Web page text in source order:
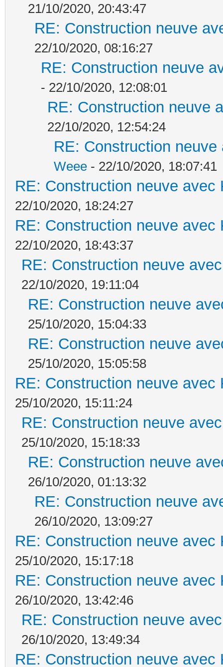
21/10/2020, 20:43:47
RE: Construction neuve
22/10/2020, 08:16:27
RE: Construction neuve
- 22/10/2020, 12:08:01
RE: Construction neuve
22/10/2020, 12:54:24
RE: Construction
Weee - 22/10/2020, 18:07:41
RE: Construction neuve avec
22/10/2020, 18:24:27
RE: Construction neuve avec
22/10/2020, 18:43:37
RE: Construction neuve
22/10/2020, 19:11:04
RE: Construction neuve
25/10/2020, 15:04:33
RE: Construction neuve
25/10/2020, 15:05:58
RE: Construction neuve avec
25/10/2020, 15:11:24
RE: Construction neuve
25/10/2020, 15:18:33
RE: Construction neuve
26/10/2020, 01:13:32
RE: Construction neuve
26/10/2020, 13:09:27
RE: Construction neuve avec
25/10/2020, 15:17:18
RE: Construction neuve avec
26/10/2020, 13:42:46
RE: Construction neuve
26/10/2020, 13:49:34
RE: Construction neuve avec